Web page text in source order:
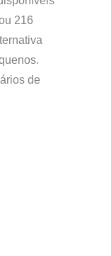
216
de